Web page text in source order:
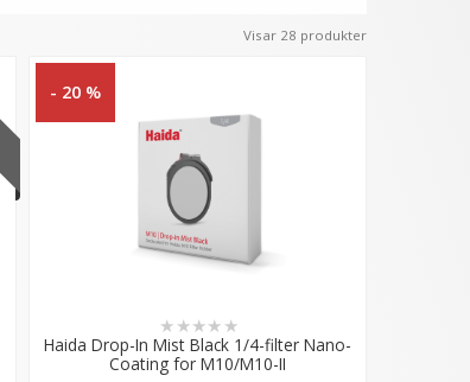
Visar 28 produkter
- 20 %
Haida Drop-In Mist Black 1/4-filter Nano-
Coating for M10/M10-II
★ ★★★ ★